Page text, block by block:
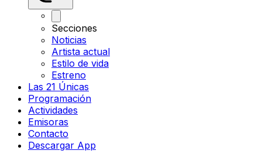
Secciones
Noticias
Artista actual
Estilo de vida
Estreno
Las 21 Únicas
Programación
Actividades
Emisoras
Contacto
Descargar App